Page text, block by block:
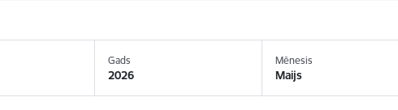
Gads
2026
Mēnesis
Maijs